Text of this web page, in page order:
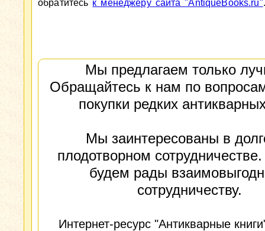
обратитесь к менеджеру сайта "AntiqueBooks.ru".
Мы предлагаем только
Обращайтесь к нам по
покупки редких
Мы заинтересованы в
плодотворном
будем рады
сотрудничеству.
Интернет-ресурс "Антикварные